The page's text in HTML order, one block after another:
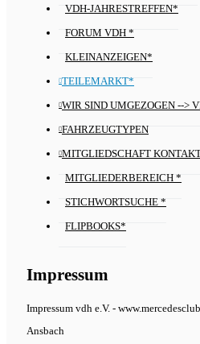
VDH-JAHRESTREFFEN*
FORUM VDH *
KLEINANZEIGEN*
TEILEMARKT*
WIR SIND UMGEZOGEN -->
FAHRZEUGTYPEN
MITGLIEDSCHAFT
MITGLIEDERBEREICH *
STICHWORTSUCHE *
FLIPBOOKS*
Impressum
Impressum vdh e.V. -
Ansbach